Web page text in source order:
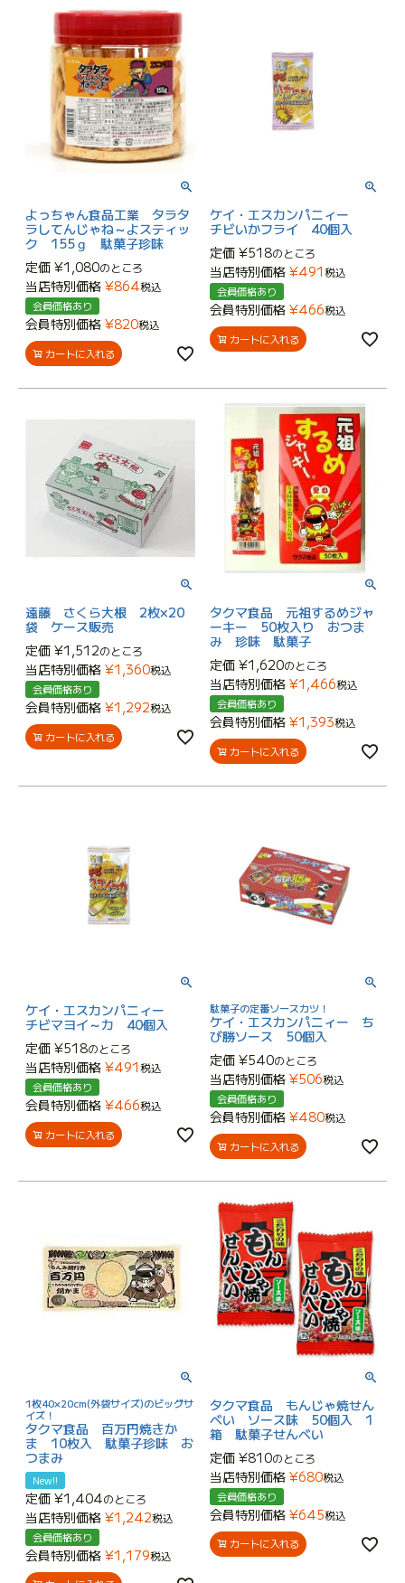
よっちゃん食品工業 タラタ
ラしてんじゃね～よスティッ
ク 155ｇ 駄菓子珍味
定価 ¥1,080のところ
当店特別価格 ¥864税込
会員価格あり
会員特別価格 ¥820税込
カートに入れる
ケイ・エスカンパニィー
チビいかフライ 40個入
定価 ¥518のところ
当店特別価格 ¥491税込
会員価格あり
会員特別価格 ¥466税込
カートに入れる
遠藤 さくら大根 2枚×20
袋 ケース販売
定価 ¥1,512のところ
当店特別価格 ¥1,360税込
会員価格あり
会員特別価格 ¥1,292税込
カートに入れる
タクマ食品 元祖するめジャ
ーキー 50枚入り おつま
み 珍味 駄菓子
定価 ¥1,620のところ
当店特別価格 ¥1,466税込
会員価格あり
会員特別価格 ¥1,393税込
カートに入れる
ケイ・エスカンパニィー
チビマヨイ～カ 40個入
定価 ¥518のところ
当店特別価格 ¥491税込
会員価格あり
会員特別価格 ¥466税込
カートに入れる
駄菓子の定番ソースカツ！
ケイ・エスカンパニィー ち
び勝ソース 50個入
定価 ¥540のところ
当店特別価格 ¥506税込
会員価格あり
会員特別価格 ¥480税込
カートに入れる
1枚40×20cm(外袋サイズ)のビッグサ
イズ！
タクマ食品 百万円焼きか
ま 10枚入 駄菓子珍味 お
つまみ
New!!
定価 ¥1,404のところ
当店特別価格 ¥1,242税込
会員価格あり
会員特別価格 ¥1,179税込
タクマ食品 もんじゃ焼せん
べい ソース味 50個入 1
箱 駄菓子せんべい
定価 ¥810のところ
当店特別価格 ¥680税込
会員価格あり
会員特別価格 ¥645税込
カートに入れる